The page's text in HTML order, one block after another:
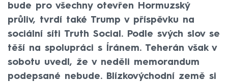
bude pro všechny otevřen Hormuzský
průliv, tvrdí také Trump v příspěvku na
sociální síti Truth Social. Podle svých slov se
těší na spolupráci s Íránem. Teherán však v
sobotu uvedl, že v neděli memorandum
podepsané nebude. Blízkovýchodní země si